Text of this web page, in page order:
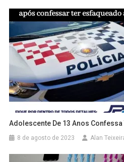
Adolescente De 13 Anos
8 de agosto de 2023 Alan